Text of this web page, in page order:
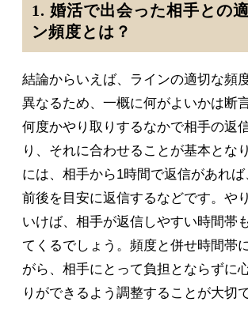
1. 婚活で出会った相手との
ン頻度とは？
結論からいえば、ラインの適切な頻
異なるため、一概に何がよいかは断
何度かやり取りするなかで相手の返
り、それに合わせることが基本とな
には、相手から1時間で返信があれ
前後を目安に返信するなどです。や
いけば、相手が返信しやすい時間帯
てくるでしょう。頻度と併せ時間帯
がら、相手にとって負担とならずに
りができるよう調整することが大切で